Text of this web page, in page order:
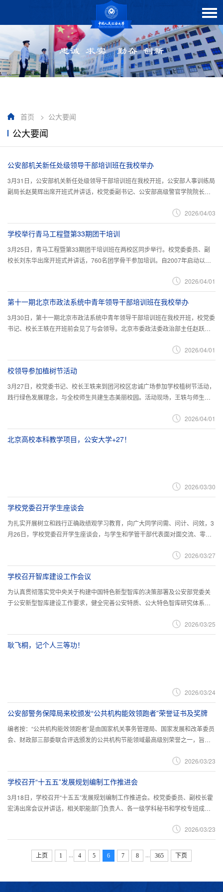
首页 > 公大要闻
公大要闻
公安部机关新任处级领导干部培训班在我校举办
3月31日，公安部机关新任处级领导干部培训班在我校开班，公安部人事训练局
副局长赵莫辉出席开班式并讲话，校党委副书记、公安部高级警官学院院长刘
力和推进公安工作现代化领导能力，围绕政治理论和党性教育、综合素养、领
导能力等内容，运用视频教学、课堂讲授、交流研讨等形式组织开展，确保培
训取得实效。
2026/04/03
学校举行青马工程暨第33期团干培训
3月25日，青马工程暨第33期团干培训班在两校区同步举行。校党委委员、副
校长刘东华出席开班式并讲话，760名团学骨干参加培训。自2007年启动以
联动的培养体系，形成了理论教育与实践锻炼、普遍培养与重点锻造相结合的
工作机制。此次培训旨在进一步发挥团学骨干的模范带头作用，助力其强化理
论武装、严明纪律要求、甘于担当奉献，努力提升综合素质和履职能...
2026/04/01
第十一期北京市政法系统中青年领导干部培训班在我校举办
3月30日，第十一期北京市政法系统中青年领导干部培训班在我校开班，校党委
书记、校长王轶在开班前会见了与会领导。北京市委政法委政治部主任赵跃出
期培训班围绕政法工作现代化建设的部署要求，聚焦北京市政法系统干部综合
素质提升，运用专题讲座、调研实践、交流研讨等形式开展教学活动，确保培
训贴合实际、见行见效。
2026/04/01
校领导参加植树节活动
3月27日，校党委书记、校长王轶来到团河校区忠诚广场参加学校植树节活动，
践行绿色发展理念，与全校师生共建生态美丽校园。活动现场，王轶与师生代
诚”精神；碧桃、紫叶李以“桃李”作喻，寄托学校对英才辈出、学子成才的期
望。学校将持续推进生态校园建设，打造四季有景、生态和谐的育人环境，让
绿色理念融入校园、深入人心，引导师生共同守护美丽家园...
2026/04/01
北京高校本科教学项目，公安大学+27！
2026/03/30
学校党委召开学生座谈会
为扎实开展树立和践行正确政绩观学习教育，向广大同学问需、问计、问效，3
月26日，学校党委召开学生座谈会，与学生和学管干部代表面对面交流、零距
议，校属有关职能部门、教学学院主要负责人参加会议。“能否进一步加大学校
的课程供给力度，在矛盾纠纷调解、群众工作、案件办理、AI赋能等方面设置
更多精品课程，使大家在走上公安一线岗位后能够快速上手。...
2026/03/27
学校召开智库建设工作会议
为认真贯彻落实党中央关于构建中国特色新型智库的决策部署及公安部党委关
于公安新型智库建设工作要求，健全完善公安特质、公大特色智库研究体系，
库建设工作会议，全面总结上一年度智库建设成效及不足，分享优秀智库建设
经验，就着力实现国内领先、世界一流，在“大安全”领域具有独特贡献的国家高
端智库建设目标作出部署。校党委书记、校长王轶出席会议...
2026/03/25
耿飞桐，记个人三等功！
2026/03/24
公安部警务保障局来校颁发“公共机构能效领跑者”荣誉证书及奖牌
编者按：“公共机构能效领跑者”是由国家机关事务管理局、国家发展和改革委员
会、财政部三部委联合评选颁发的公共机构节能领域最高级别荣誉之一，旨在
来在节能降碳领域的创新探索和显著成效，于2025年11月成功获评该项国家级
荣誉。3月19日上午，公安部警务保障局冯全副局长率队到访我校，代表公安部
节能办为学校颁发“公共机构能效领跑者”荣誉证书与奖牌...
2026/03/23
学校召开“十五五”发展规划编制工作推进会
3月18日，学校召开“十五五”发展规划编制工作推进会。校党委委员、副校长霍
宏涛出席会议并讲话，相关职能部门负责人、各一级学科秘书和学校专班成员
指标，对学校总规划编制进行安排。会议要求规划编制要与上级文件紧密对
接，规划体系要互相支撑，核心指标制定要科学合理，以高质量发展规划牵引
学校高质量发展。
2026/03/23
上页 1 ... 4 5 6 7 8 ... 365 下页